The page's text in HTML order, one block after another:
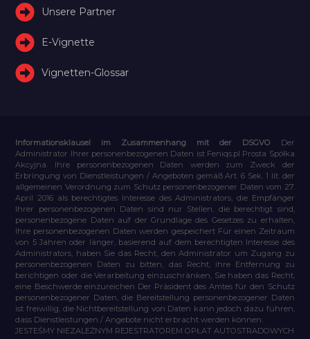
Unsere Partner
E-Vignette
Vignetten-Glossar
Informationsklausel im Zusammenhang mit der DSGVO
Der
Administrator Ihrer personenbezogenen Daten ist Feniqs.pl Prosta Spółka
Akcyjna. Ihre personenbezogenen Daten werden zum Zweck der
Erbringung von Dienstleistungen / Angeboten gemäß Art. 6 Sek. 1 lit. der
allgemeinen Verordnung zum Schutz personenbezogener Daten vom 27.
April 2016 als berechtigtes Interesse des Administrators, die Empfänger
Ihrer personenbezogenen Daten sind nur Stellen, die berechtigt sind,
personenbezogene Daten auf der Grundlage des Gesetzes zu erhalten,
Ihre personenbezogenen Daten werden gespeichert Für einen Zeitraum
von 5 Jahren oder länger, basierend auf dem berechtigten Interesse des
Administrators, haben Sie das Recht, den Administrator um Zugang zu
personenbezogenen Daten zu bitten, das Recht, ihre Entfernung zu
berichtigen oder die Verarbeitung einzuschränken, Sie haben das Recht,
eine Beschwerde einzureichen Der Präsident des Amtes für den Schutz
personenbezogener Daten, die Bereitstellung personenbezogener Daten
ist freiwillig, die Nichtbereitstellung von Daten kann jedoch dazu führen,
dass Dienstleistungen / Angebote nicht erbracht werden können.
JESTEŚMY NIEZALEŻNYM REJESTRATOREM OPŁAT AUTOSTRADOWYCH